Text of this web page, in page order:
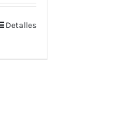
Detalles